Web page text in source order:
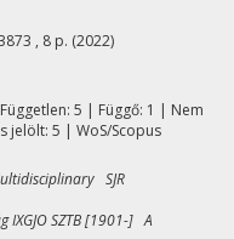
, 8 p. (2022)
5 | Függő: 1 | Nem
jelölt: 5 | WoS/Scopus
SJR
IXGJO SZTB [1901-] A